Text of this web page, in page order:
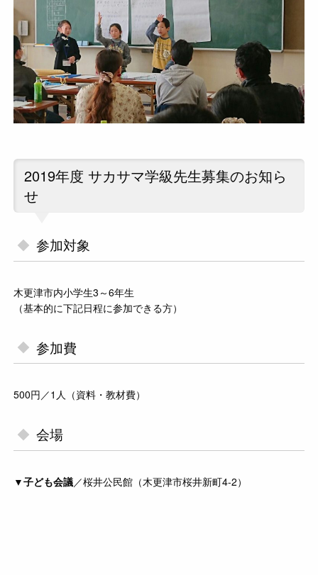
2019年度 サカサマ学級先生募集のお知ら
せ
参加対象
木更津市内小学生3～6年生
（基本的に下記日程に参加できる方）
参加費
500円／1人（資料・教材費）
会場
▼子ども会議／桜井公民館（木更津市桜井新町4-2）